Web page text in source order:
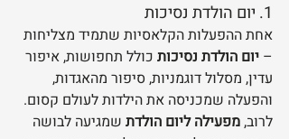
1. יום הולדת נסיכות
אחת ההפעלות הקלאסיות שתמיד מצליחות
– יום הולדת נסיכות כולל תחפושות, איפור
עדין, מסלול דוגמניות, סיפור מהאגדות,
והפעלה שמכניסה את הילדות לעולם קסום.
לרוב, מפעילה ליום הולדת שמגיעה לבושה